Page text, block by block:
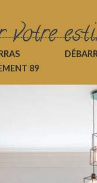
votre
89